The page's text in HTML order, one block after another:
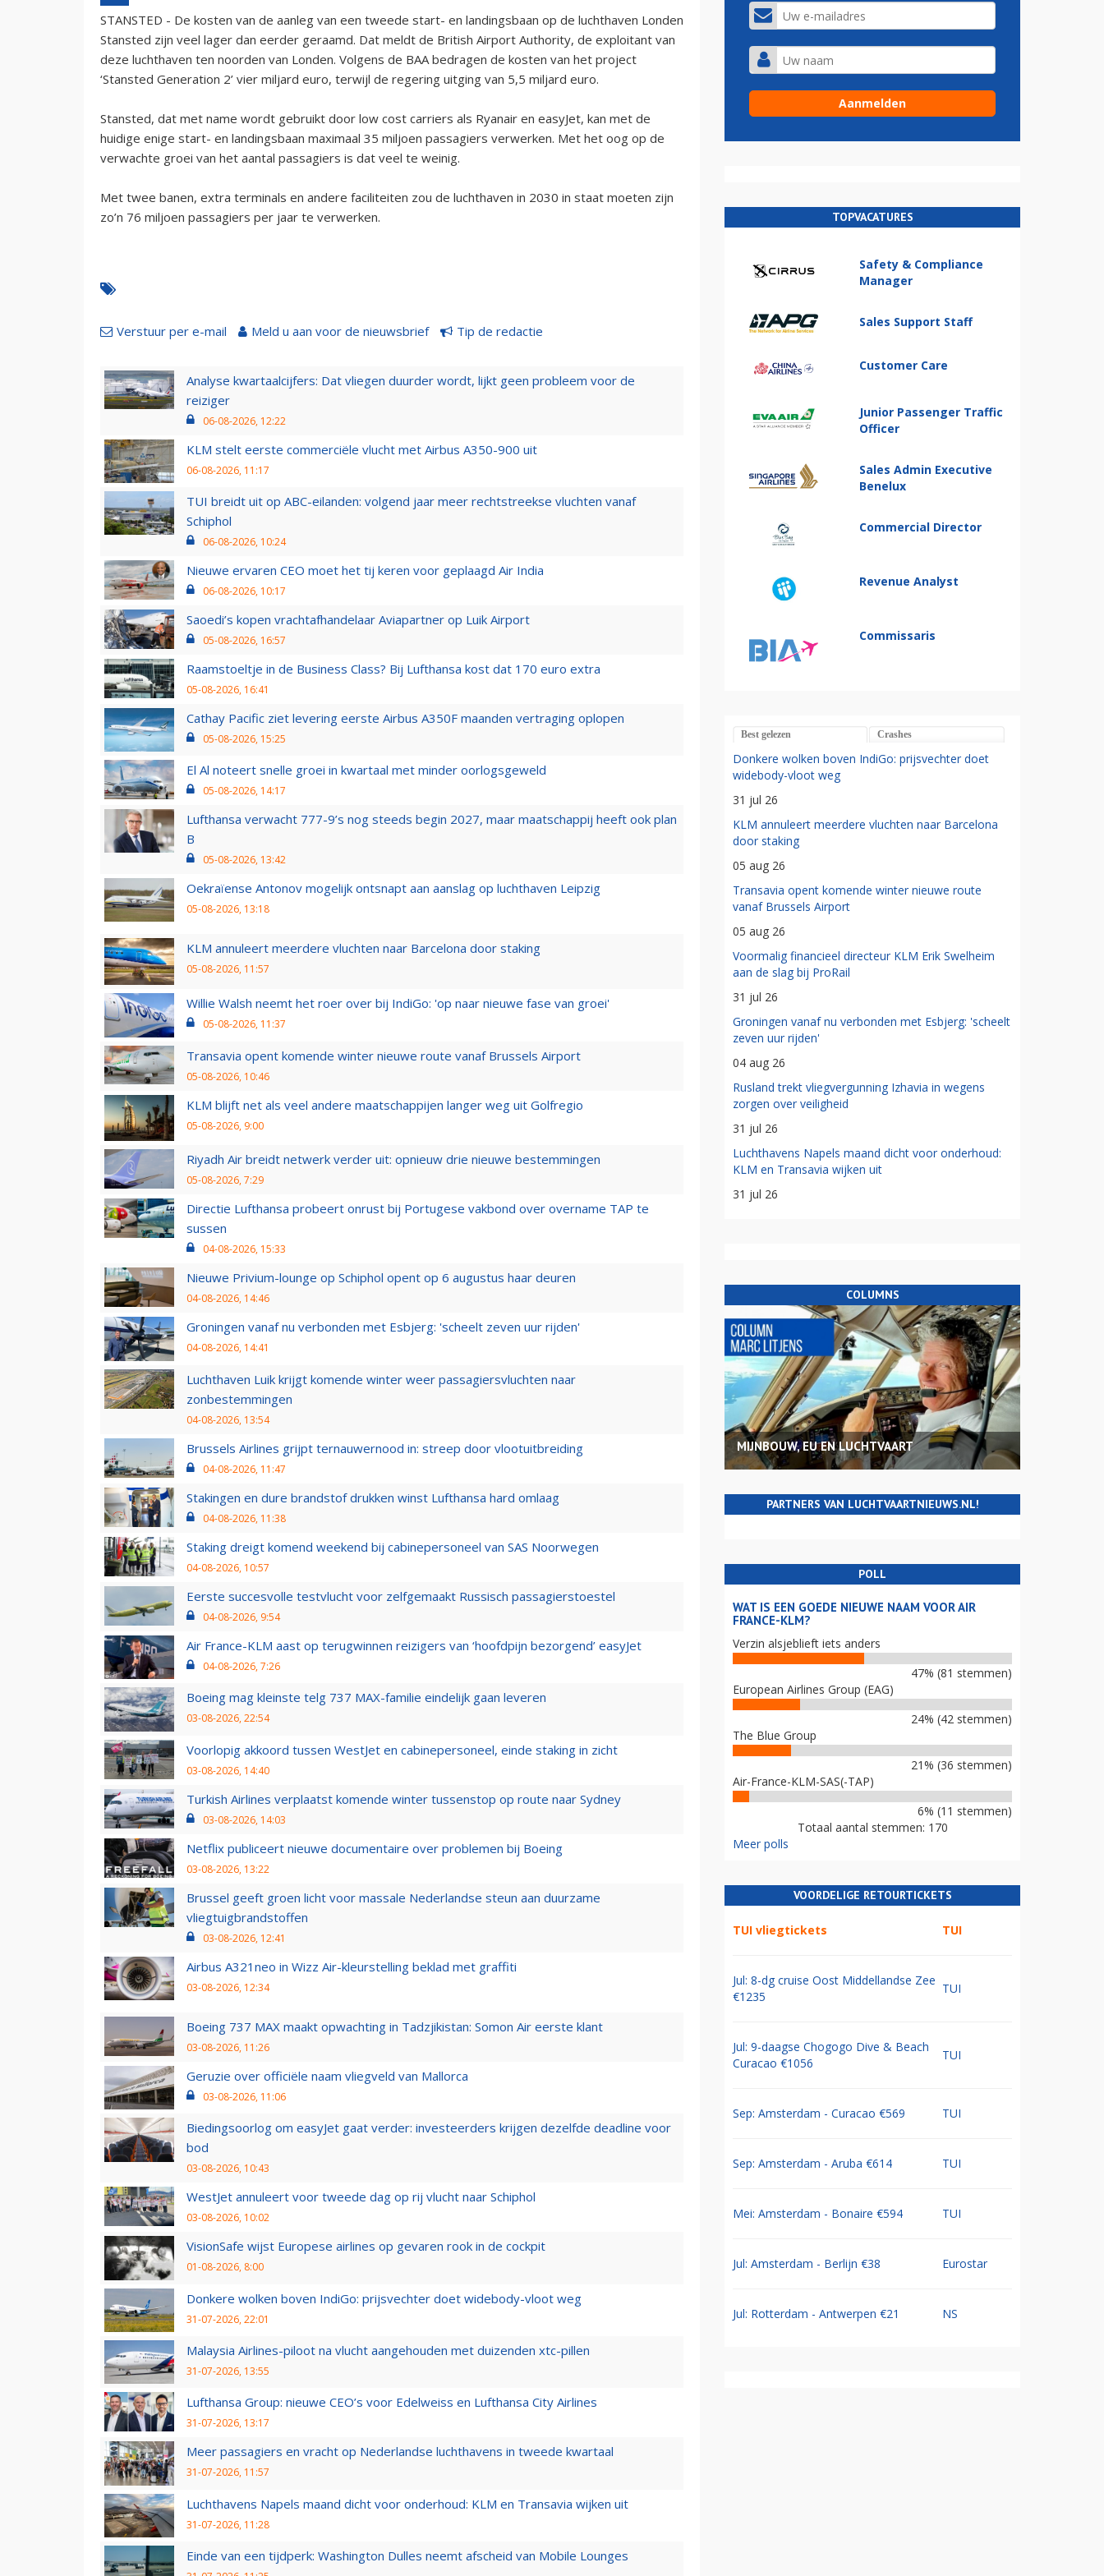
STANSTED - De kosten van de aanleg van een tweede start- en landingsbaan op de luchthaven Londen
Stansted zijn veel lager dan eerder geraamd. Dat meldt de British Airport Authority, de exploitant van
deze luchthaven ten noorden van Londen. Volgens de BAA bedragen de kosten van het project
‘Stansted Generation 2’ vier miljard euro, terwijl de regering uitging van 5,5 miljard euro.
Stansted, dat met name wordt gebruikt door low cost carriers als Ryanair en easyJet, kan met de
huidige enige start- en landingsbaan maximaal 35 miljoen passagiers verwerken. Met het oog op de
verwachte groei van het aantal passagiers is dat veel te weinig.
Met twee banen, extra terminals en andere faciliteiten zou de luchthaven in 2030 in staat moeten zijn
zo’n 76 miljoen passagiers per jaar te verwerken.
Verstuur per e-mail Meld u aan voor de nieuwsbrief Tip de redactie
Analyse kwartaalcijfers: Dat vliegen duurder wordt, lijkt geen probleem voor de
reiziger
06-08-2026, 12:22
KLM stelt eerste commerciële vlucht met Airbus A350-900 uit
06-08-2026, 11:17
TUI breidt uit op ABC-eilanden: volgend jaar meer rechtstreekse vluchten vanaf
Schiphol
06-08-2026, 10:24
Nieuwe ervaren CEO moet het tij keren voor geplaagd Air India
06-08-2026, 10:17
Saoedi’s kopen vrachtafhandelaar Aviapartner op Luik Airport
05-08-2026, 16:57
Raamstoeltje in de Business Class? Bij Lufthansa kost dat 170 euro extra
05-08-2026, 16:41
Cathay Pacific ziet levering eerste Airbus A350F maanden vertraging oplopen
05-08-2026, 15:25
El Al noteert snelle groei in kwartaal met minder oorlogsgeweld
05-08-2026, 14:17
Lufthansa verwacht 777-9’s nog steeds begin 2027, maar maatschappij heeft ook plan
B
05-08-2026, 13:42
Oekraïense Antonov mogelijk ontsnapt aan aanslag op luchthaven Leipzig
05-08-2026, 13:18
KLM annuleert meerdere vluchten naar Barcelona door staking
05-08-2026, 11:57
Willie Walsh neemt het roer over bij IndiGo: 'op naar nieuwe fase van groei'
05-08-2026, 11:37
Transavia opent komende winter nieuwe route vanaf Brussels Airport
05-08-2026, 10:46
KLM blijft net als veel andere maatschappijen langer weg uit Golfregio
05-08-2026, 9:00
Riyadh Air breidt netwerk verder uit: opnieuw drie nieuwe bestemmingen
05-08-2026, 7:29
Directie Lufthansa probeert onrust bij Portugese vakbond over overname TAP te
sussen
04-08-2026, 15:33
Nieuwe Privium-lounge op Schiphol opent op 6 augustus haar deuren
04-08-2026, 14:46
Groningen vanaf nu verbonden met Esbjerg: 'scheelt zeven uur rijden'
04-08-2026, 14:41
Luchthaven Luik krijgt komende winter weer passagiersvluchten naar
zonbestemmingen
04-08-2026, 13:54
Brussels Airlines grijpt ternauwernood in: streep door vlootuitbreiding
04-08-2026, 11:47
Stakingen en dure brandstof drukken winst Lufthansa hard omlaag
04-08-2026, 11:38
Staking dreigt komend weekend bij cabinepersoneel van SAS Noorwegen
04-08-2026, 10:57
Eerste succesvolle testvlucht voor zelfgemaakt Russisch passagierstoestel
04-08-2026, 9:54
Air France-KLM aast op terugwinnen reizigers van ‘hoofdpijn bezorgend’ easyJet
04-08-2026, 7:26
Boeing mag kleinste telg 737 MAX-familie eindelijk gaan leveren
03-08-2026, 22:54
Voorlopig akkoord tussen WestJet en cabinepersoneel, einde staking in zicht
03-08-2026, 14:40
Turkish Airlines verplaatst komende winter tussenstop op route naar Sydney
03-08-2026, 14:03
Netflix publiceert nieuwe documentaire over problemen bij Boeing
03-08-2026, 13:22
Brussel geeft groen licht voor massale Nederlandse steun aan duurzame
vliegtuigbrandstoffen
03-08-2026, 12:41
Airbus A321neo in Wizz Air-kleurstelling beklad met graffiti
03-08-2026, 12:34
Boeing 737 MAX maakt opwachting in Tadzjikistan: Somon Air eerste klant
03-08-2026, 11:26
Geruzie over officiële naam vliegveld van Mallorca
03-08-2026, 11:06
Biedingsoorlog om easyJet gaat verder: investeerders krijgen dezelfde deadline voor
bod
03-08-2026, 10:43
WestJet annuleert voor tweede dag op rij vlucht naar Schiphol
03-08-2026, 10:02
VisionSafe wijst Europese airlines op gevaren rook in de cockpit
01-08-2026, 8:00
Donkere wolken boven IndiGo: prijsvechter doet widebody-vloot weg
31-07-2026, 22:01
Malaysia Airlines-piloot na vlucht aangehouden met duizenden xtc-pillen
31-07-2026, 13:55
Lufthansa Group: nieuwe CEO’s voor Edelweiss en Lufthansa City Airlines
31-07-2026, 13:17
Meer passagiers en vracht op Nederlandse luchthavens in tweede kwartaal
31-07-2026, 11:57
Luchthavens Napels maand dicht voor onderhoud: KLM en Transavia wijken uit
31-07-2026, 11:28
Einde van een tijdperk: Washington Dulles neemt afscheid van Mobile Lounges
TOPVACATURES
Safety & Compliance
Manager
Sales Support Staff
Customer Care
Junior Passenger Traffic
Officer
Sales Admin Executive
Benelux
Commercial Director
Revenue Analyst
Commissaris
Best gelezen Crashes
Donkere wolken boven IndiGo: prijsvechter doet
widebody-vloot weg
31 jul 26
KLM annuleert meerdere vluchten naar Barcelona
door staking
05 aug 26
Transavia opent komende winter nieuwe route
vanaf Brussels Airport
05 aug 26
Voormalig financieel directeur KLM Erik Swelheim
aan de slag bij ProRail
31 jul 26
Groningen vanaf nu verbonden met Esbjerg: 'scheelt
zeven uur rijden'
04 aug 26
Rusland trekt vliegvergunning Izhavia in wegens
zorgen over veiligheid
31 jul 26
Luchthavens Napels maand dicht voor onderhoud:
KLM en Transavia wijken uit
31 jul 26
COLUMNS
MIJNBOUW, EU EN LUCHTVAART
PARTNERS VAN LUCHTVAARTNIEUWS.NL!
POLL
WAT IS EEN GOEDE NIEUWE NAAM VOOR AIR
FRANCE-KLM?
Verzin alsjeblieft iets anders
47% (81 stemmen)
European Airlines Group (EAG)
24% (42 stemmen)
The Blue Group
21% (36 stemmen)
Air-France-KLM-SAS(-TAP)
6% (11 stemmen)
Totaal aantal stemmen: 170
Meer polls
VOORDELIGE RETOURTICKETS
TUI vliegtickets TUI
Jul: 8-dg cruise Oost Middellandse Zee
€1235
TUI
Jul: 9-daagse Chogogo Dive & Beach
Curacao €1056
TUI
Sep: Amsterdam - Curacao €569 TUI
Sep: Amsterdam - Aruba €614 TUI
Mei: Amsterdam - Bonaire €594 TUI
Jul: Amsterdam - Berlijn €38 Eurostar
Jul: Rotterdam - Antwerpen €21 NS